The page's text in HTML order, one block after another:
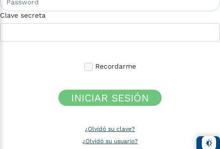
Clave secreta
Recordarme
INICIAR SESIÓN
¿Olvidó su clave?
¿Olvidó su usuario?